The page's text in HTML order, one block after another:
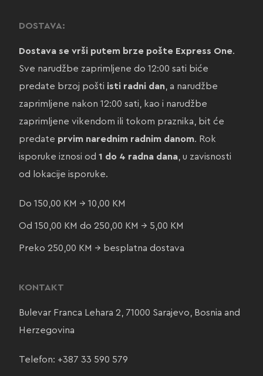
DOSTAVA:
Dostava se vrši putem brze pošte Express One.
Sve narudžbe zaprimljene do 12:00 sati biće
predate brzoj pošti isti radni dan, a narudžbe
zaprimljene nakon 12:00 sati, kao i narudžbe
zaprimljene vikendom ili tokom praznika, bit će
predate prvim narednim radnim danom. Rok
isporuke iznosi od 1 do 4 radna dana, u zavisnosti
od lokacije isporuke.
Do 150,00 KM → 10,00 KM
Od 150,00 KM do 250,00 KM → 5,00 KM
Preko 250,00 KM → besplatna dostava
KONTAKT
Bulevar Franca Lehara 2, 71000 Sarajevo, Bosnia and
Herzegovina
Telefon: +387 33 590 579